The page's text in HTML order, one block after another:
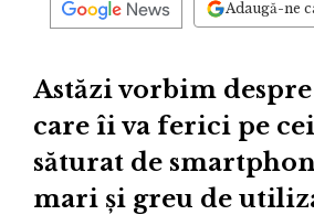
Adaugă-ne
Astăzi vorbim
care îi va ferici pe
săturat de
mari și greu de